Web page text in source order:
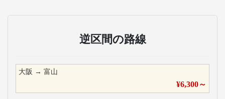
逆区間の路線
大阪 → 富山
¥6,300～